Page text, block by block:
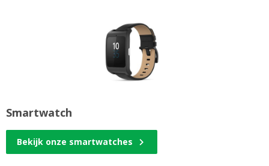
Smartwatch
Bekijk onze smartwatches